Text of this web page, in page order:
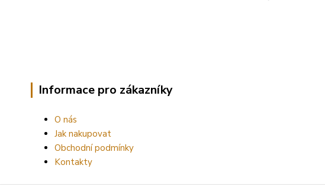
Informace pro zákazníky
O nás
Jak nakupovat
Obchodní podmínky
Kontakty